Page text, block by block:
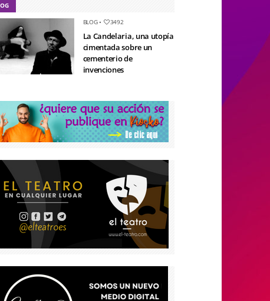
BLOG• 3492
La Candelaria, una utopía
cimentada sobre un
cementerio de
invenciones